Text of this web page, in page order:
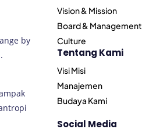
by
Vision & Mission
Board & Management
Culture
Tentang Kami
Visi Misi
Manajemen
Budaya Kami
Social Media